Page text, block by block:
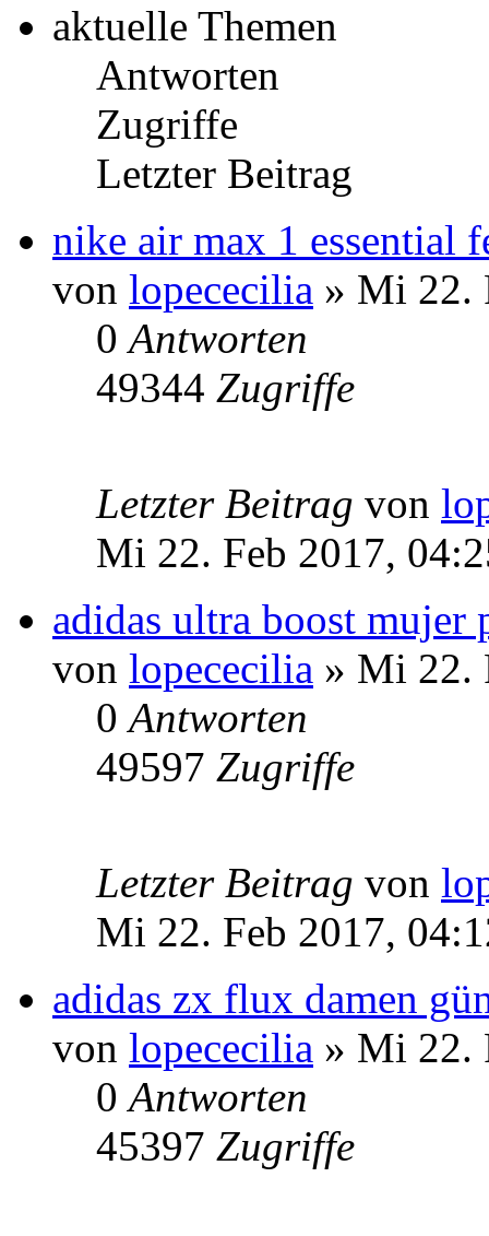
aktuelle Themen
Antworten
Zugriffe
Letzter Beitrag
nike air max 1 essential
von lopececilia » Mi 22.
0 Antworten
49344 Zugriffe
Letzter Beitrag von
Mi 22. Feb 2017,
adidas ultra boost mujer
von lopececilia » Mi 22.
0 Antworten
49597 Zugriffe
Letzter Beitrag von
Mi 22. Feb 2017,
adidas zx flux damen
von lopececilia » Mi 22.
0 Antworten
45397 Zugriffe